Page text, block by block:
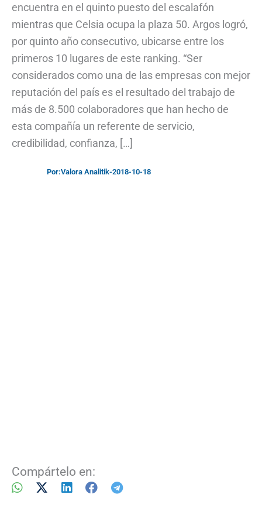
encuentra en el quinto puesto del escalafón
mientras que Celsia ocupa la plaza 50. Argos logró,
por quinto año consecutivo, ubicarse entre los
primeros 10 lugares de este ranking. “Ser
considerados como una de las empresas con mejor
reputación del país es el resultado del trabajo de
más de 8.500 colaboradores que han hecho de
esta compañía un referente de servicio,
credibilidad, confianza, […]
Por:Valora Analitik-2018-10-18
Compártelo en: